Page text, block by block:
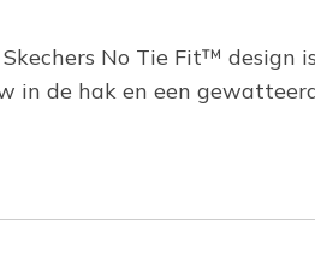
No Tie Fit™ design
in de hak en een